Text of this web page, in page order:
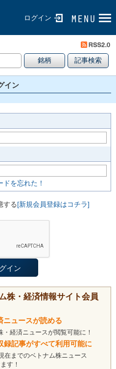
ログイン
イン
を忘れた！
する[新規会員登録はコチラ]
株・経済情報サイト会員
ニュースが読める
経済ニュースが閲覧可能に！
録記事がすべて利用可能に
在までのベトナム株ニュース
す！